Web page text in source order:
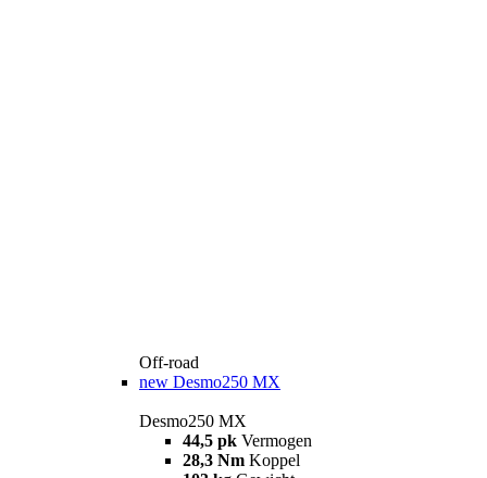
Off-road
new Desmo250 MX
Desmo250 MX
44,5 pk Vermogen
28,3 Nm Koppel